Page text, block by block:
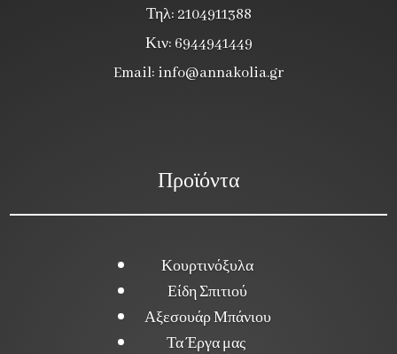
Τηλ: 2104911388
Κιν: 6944941449
Email: info@annakolia.gr
Προϊόντα
Κουρτινόξυλα
Είδη Σπιτιού
Αξεσουάρ Μπάνιου
Τα Έργα μας